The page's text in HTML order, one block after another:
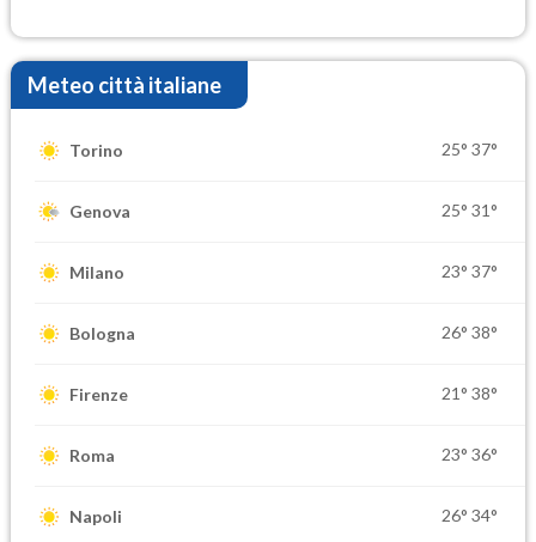
Meteo città italiane
Torino 25° 37°
Genova 25° 31°
Milano 23° 37°
Bologna 26° 38°
Firenze 21° 38°
Roma 23° 36°
Napoli 26° 34°